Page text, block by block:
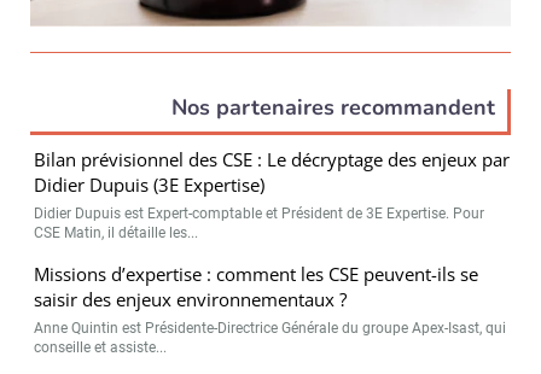
Nos partenaires recommandent
Bilan prévisionnel des CSE : Le décryptage des enjeux par
Didier Dupuis (3E Expertise)
Didier Dupuis est Expert-comptable et Président de 3E Expertise. Pour
CSE Matin, il détaille les...
Missions d’expertise : comment les CSE peuvent-ils se
saisir des enjeux environnementaux ?
Anne Quintin est Présidente-Directrice Générale du groupe Apex-Isast, qui
conseille et assiste...